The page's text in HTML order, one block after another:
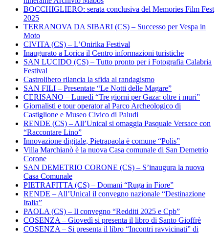
BOCCHIGLIERO: serata conclusiva del Memories Film Fest
2025
TERRANOVA DA SIBARI (CS) – Successo per Vespa in
Moto
CIVITA (CS) – L’Onirika Festival
Inaugurato a Lorica il Centro informazioni turistiche
SAN LUCIDO (CS) – Tutto pronto per i Fotografia Calabria
Festival
Castrolibero rilancia la sfida al randagismo
SAN FILI – Presentate “Le Notti delle Magare”
CERISANO – Lunedì “Tre giorni per Gaza: oltre i muri”
Giornalisti e tour operator al Parco Archeologico di
Castiglione e Museo Civico di Paludi
RENDE (CS) – All’Unical si omaggia Pasquale Versace con
“Raccontare Lino”
Innovazione digitale, Pietrapaola è comune “Polis”
Villa Marchianò è la nuova Casa comunale di San Demetrio
Corone
SAN DEMETRIO CORONE (CS) – S’inaugura la nuova
Casa Comunale
PIETRAFITTA (CS) – Domani “Ruga in Fiore”
RENDE – All’Unical il convegno nazionale “Destinazione
Italia”
PAOLA (CS) – Il convegno “Redditi 2025 e Cpb”
COSENZA – Giovedì si presenta il libro di Santo Gioffrè
COSENZA – Si presenta il libro “Incontri ravvicinati” di